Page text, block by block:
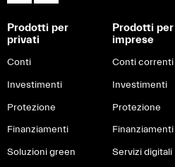
Prodotti per
privati
Conti
Investimenti
Protezione
Finanziamenti
Soluzioni green
Prodotti per
imprese
Conti correnti
Investimenti
Protezione
Finanziamenti
Servizi digitali